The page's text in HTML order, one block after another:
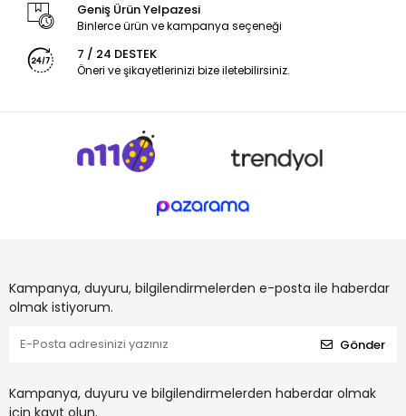
Geniş Ürün Yelpazesi
Binlerce ürün ve kampanya seçeneği
7 / 24 DESTEK
Öneri ve şikayetlerinizi bize iletebilirsiniz.
Kampanya, duyuru, bilgilendirmelerden e-posta ile haberdar
olmak istiyorum.
Gönder
Kampanya, duyuru ve bilgilendirmelerden haberdar olmak